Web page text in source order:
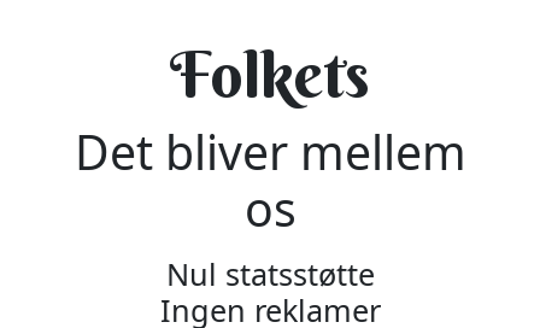
Folkets
Det bliver mellem
os
Nul statsstøtte
Ingen reklamer